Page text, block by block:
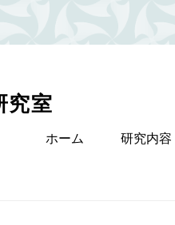
室
ホーム 研究内容